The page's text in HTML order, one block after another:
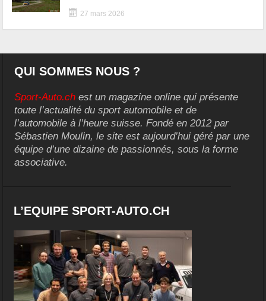
27 mars 2026
QUI SOMMES NOUS ?
Sport-Auto.ch est un magazine online qui présente
toute l’actualité du sport automobile et de
l’automobile à l’heure suisse. Fondé en 2012 par
Sébastien Moulin, le site est aujourd’hui géré par une
équipe d’une dizaine de passionnés, sous la forme
associative.
L’EQUIPE SPORT-AUTO.CH